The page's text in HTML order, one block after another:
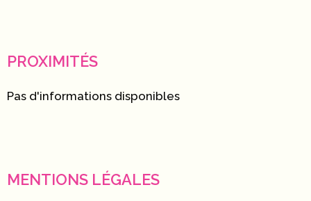
PROXIMITÉS
Pas d'informations disponibles
MENTIONS LÉGALES